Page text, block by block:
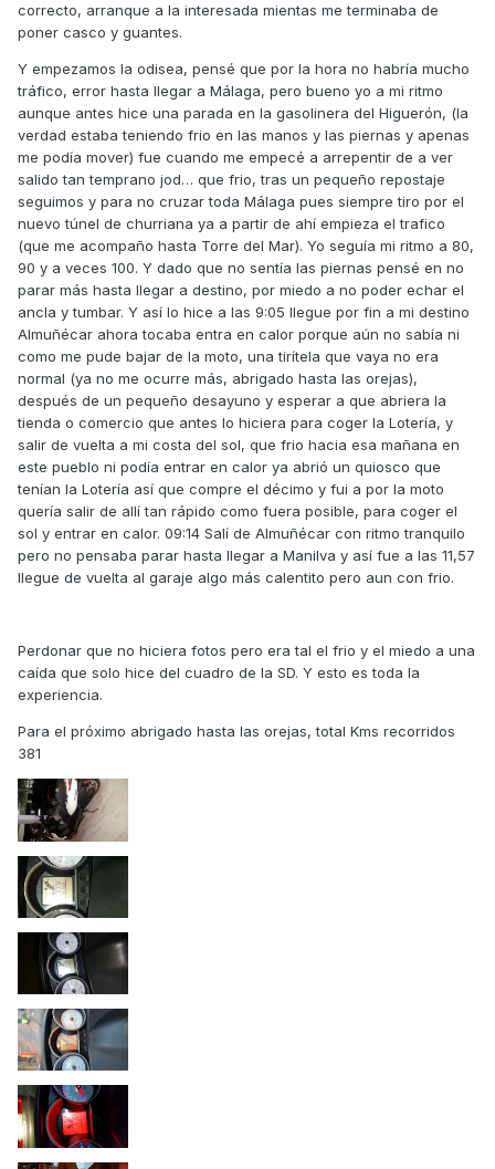
correcto, arranque a la interesada mientas me terminaba de
poner casco y guantes.
Y empezamos la odisea, pensé que por la hora no habría mucho
tráfico, error hasta llegar a Málaga, pero bueno yo a mi ritmo
aunque antes hice una parada en la gasolinera del Higuerón, (la
verdad estaba teniendo frio en las manos y las piernas y apenas
me podía mover) fue cuando me empecé a arrepentir de a ver
salido tan temprano jod… que frio, tras un pequeño repostaje
seguimos y para no cruzar toda Málaga pues siempre tiro por el
nuevo túnel de churriana ya a partir de ahí empieza el trafico
(que me acompaño hasta Torre del Mar). Yo seguía mi ritmo a 80,
90 y a veces 100. Y dado que no sentía las piernas pensé en no
parar más hasta llegar a destino, por miedo a no poder echar el
ancla y tumbar. Y así lo hice a las 9:05 llegue por fin a mi destino
Almuñécar ahora tocaba entra en calor porque aún no sabía ni
como me pude bajar de la moto, una tirítela que vaya no era
normal (ya no me ocurre más, abrigado hasta las orejas),
después de un pequeño desayuno y esperar a que abriera la
tienda o comercio que antes lo hiciera para coger la Lotería, y
salir de vuelta a mi costa del sol, que frio hacia esa mañana en
este pueblo ni podía entrar en calor ya abrió un quiosco que
tenían la Lotería así que compre el décimo y fui a por la moto
quería salir de allí tan rápido como fuera posible, para coger el
sol y entrar en calor. 09:14 Salí de Almuñécar con ritmo tranquilo
pero no pensaba parar hasta llegar a Manilva y así fue a las 11,57
llegue de vuelta al garaje algo más calentito pero aun con frio.
Perdonar que no hiciera fotos pero era tal el frio y el miedo a una
caída que solo hice del cuadro de la SD. Y esto es toda la
experiencia.
Para el próximo abrigado hasta las orejas, total Kms recorridos
381